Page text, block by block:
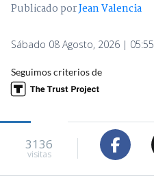
Publicado porJean Valencia
Sábado 08 Agosto, 2026 | 05:55
Seguimos criterios de
3136
visitas